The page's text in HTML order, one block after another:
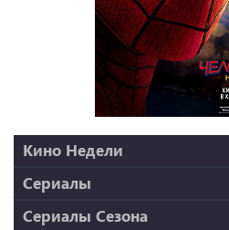
Кино Недели
Миссия: невыполнима
Рыцарь дня
Сериалы
Бақытсыздар бағы
Сериалы Сезона